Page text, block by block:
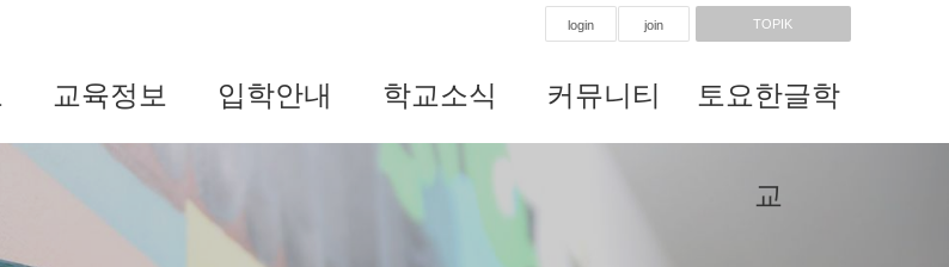
login join TOPIK
교육정보 입학안내 학교소식 커뮤니티 토요한글학
교